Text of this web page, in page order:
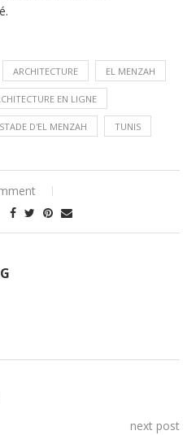
ARCHITECTURE EL MENZAH
EN LIGNE
STADE D'EL MENZAH TUNIS
next post